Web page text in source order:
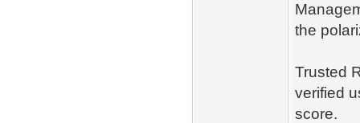
the
Trusted
verified
score.